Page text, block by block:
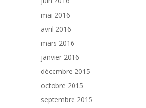
mai 2016
avril 2016
mars 2016
janvier 2016
décembre 2015
octobre 2015
septembre 2015